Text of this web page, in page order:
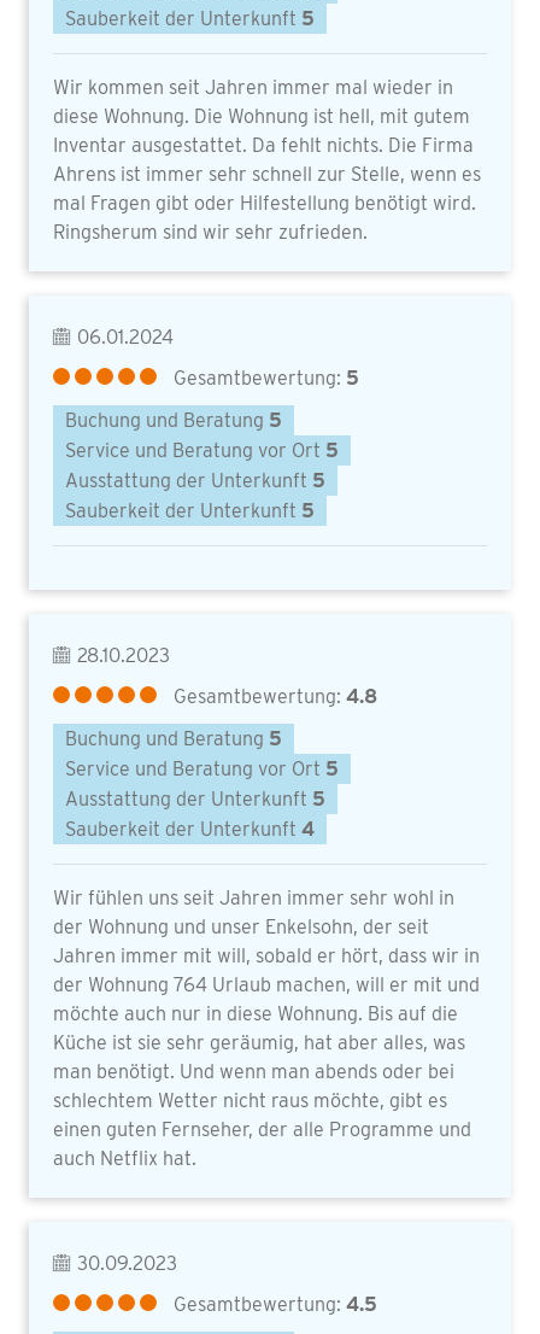
Sauberkeit der Unterkunft 5
Wir kommen seit Jahren immer mal wieder in
diese Wohnung. Die Wohnung ist hell, mit gutem
Inventar ausgestattet. Da fehlt nichts. Die Firma
Ahrens ist immer sehr schnell zur Stelle, wenn es
mal Fragen gibt oder Hilfestellung benötigt wird.
Ringsherum sind wir sehr zufrieden.
06.01.2024
Gesamtbewertung: 5
Buchung und Beratung 5
Service und Beratung vor Ort 5
Ausstattung der Unterkunft 5
Sauberkeit der Unterkunft 5
28.10.2023
Gesamtbewertung: 4.8
Buchung und Beratung 5
Service und Beratung vor Ort 5
Ausstattung der Unterkunft 5
Sauberkeit der Unterkunft 4
Wir fühlen uns seit Jahren immer sehr wohl in
der Wohnung und unser Enkelsohn, der seit
Jahren immer mit will, sobald er hört, dass wir in
der Wohnung 764 Urlaub machen, will er mit und
möchte auch nur in diese Wohnung. Bis auf die
Küche ist sie sehr geräumig, hat aber alles, was
man benötigt. Und wenn man abends oder bei
schlechtem Wetter nicht raus möchte, gibt es
einen guten Fernseher, der alle Programme und
auch Netflix hat.
30.09.2023
Gesamtbewertung: 4.5